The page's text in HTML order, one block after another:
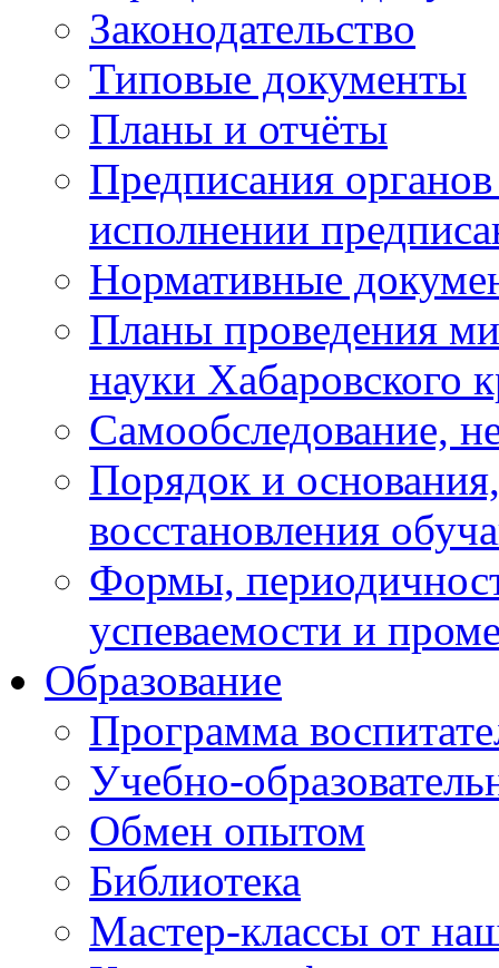
Законодательство
Типовые документы
Планы и отчёты
Предписания
исполнении
Нормативные
Планы проведения
науки Хабаровского
Самообследование,
Порядок и
восстановления
Формы,
успеваемости и
Образование
Программа
Учебно-
Обмен опытом
Библиотека
Мастер-классы от